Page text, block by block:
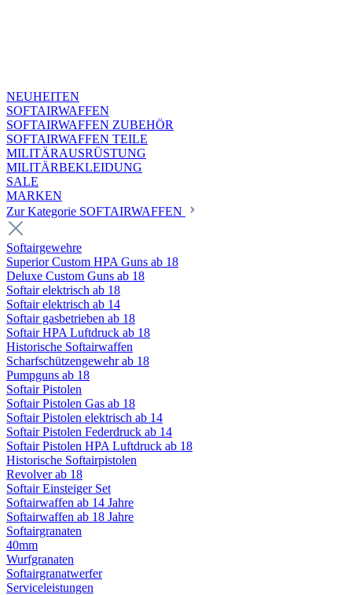
NEUHEITEN
SOFTAIRWAFFEN
SOFTAIRWAFFEN ZUBEHÖR
SOFTAIRWAFFEN TEILE
MILITÄRAUSRÜSTUNG
MILITÄRBEKLEIDUNG
SALE
MARKEN
Zur Kategorie SOFTAIRWAFFEN
Softairgewehre
Superior Custom HPA Guns ab 18
Deluxe Custom Guns ab 18
Softair elektrisch ab 18
Softair elektrisch ab 14
Softair gasbetrieben ab 18
Softair HPA Luftdruck ab 18
Historische Softairwaffen
Scharfschützengewehr ab 18
Pumpguns ab 18
Softair Pistolen
Softair Pistolen Gas ab 18
Softair Pistolen elektrisch ab 14
Softair Pistolen Federdruck ab 14
Softair Pistolen HPA Luftdruck ab 18
Historische Softairpistolen
Revolver ab 18
Softair Einsteiger Set
Softairwaffen ab 14 Jahre
Softairwaffen ab 18 Jahre
Softairgranaten
40mm
Wurfgranaten
Softairgranatwerfer
Serviceleistungen